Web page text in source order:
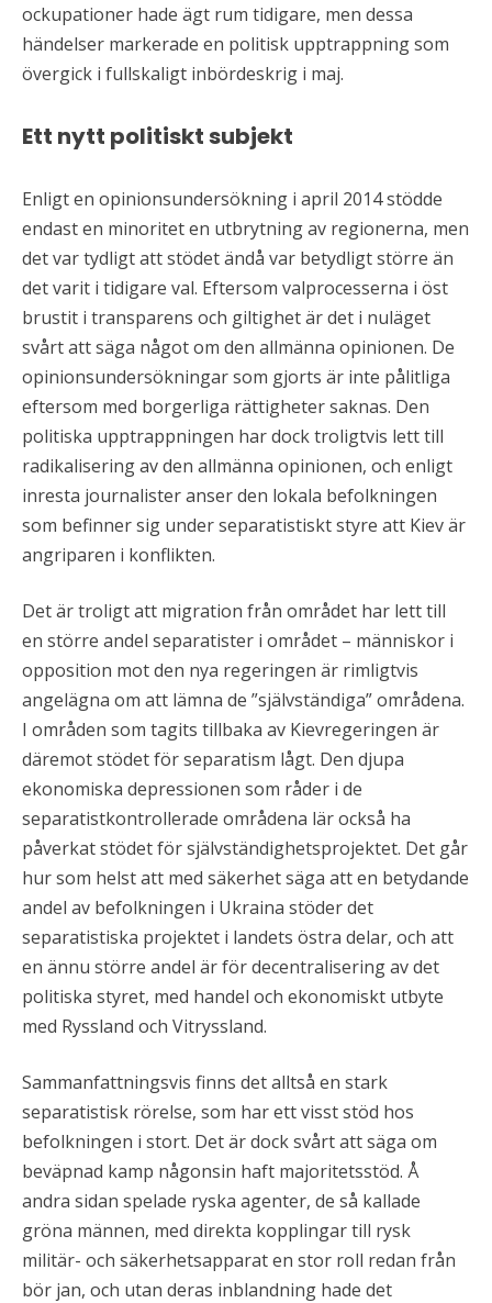
ockupationer hade ägt rum tidigare, men dessa
händelser markerade en politisk upptrappning som
övergick i fullskaligt inbördeskrig i maj.
Ett nytt politiskt subjekt
Enligt en opinionsundersökning i april 2014 stödde
endast en minoritet en utbrytning av regionerna, men
det var tydligt att stödet ändå var betydligt större än
det varit i tidigare val. Eftersom valprocesserna i öst
brustit i transparens och giltighet är det i nuläget
svårt att säga något om den allmänna opinionen. De
opinionsundersökningar som gjorts är inte pålitliga
eftersom med borgerliga rättigheter saknas. Den
politiska upptrappningen har dock troligtvis lett till
radikalisering av den allmänna opinionen, och enligt
inresta journalister anser den lokala befolkningen
som befinner sig under separatistiskt styre att Kiev är
angriparen i konflikten.
Det är troligt att migration från området har lett till
en större andel separatister i området – människor i
opposition mot den nya regeringen är rimligtvis
angelägna om att lämna de ”självständiga” områdena.
I områden som tagits tillbaka av Kievregeringen är
däremot stödet för separatism lågt. Den djupa
ekonomiska depressionen som råder i de
separatistkontrollerade områdena lär också ha
påverkat stödet för självständighetsprojektet. Det går
hur som helst att med säkerhet säga att en betydande
andel av befolkningen i Ukraina stöder det
separatistiska projektet i landets östra delar, och att
en ännu större andel är för decentralisering av det
politiska styret, med handel och ekonomiskt utbyte
med Ryssland och Vitryssland.
Sammanfattningsvis finns det alltså en stark
separatistisk rörelse, som har ett visst stöd hos
befolkningen i stort. Det är dock svårt att säga om
beväpnad kamp någonsin haft majoritetsstöd. Å
andra sidan spelade ryska agenter, de så kallade
gröna männen, med direkta kopplingar till rysk
militär- och säkerhetsapparat en stor roll redan från
bör jan, och utan deras inblandning hade det